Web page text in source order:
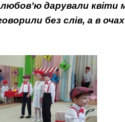
дарували
без слів, а в